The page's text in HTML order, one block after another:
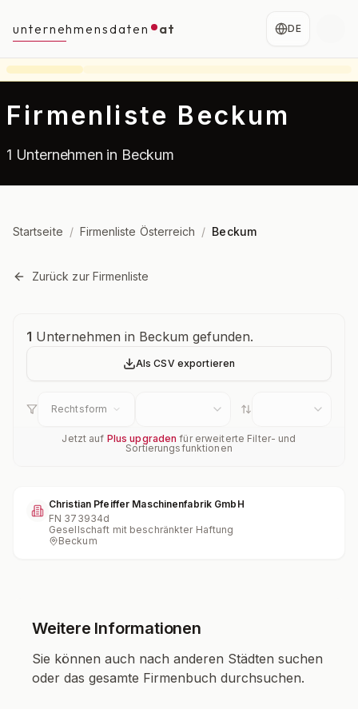
unternehmensdaten at DE
Firmenliste Beckum
1 Unternehmen in Beckum
Startseite / Firmenliste Österreich / Beckum
Zurück zur Firmenliste
Unternehmensübersicht
1 Unternehmen in Beckum gefunden.
Als CSV exportieren
Rechtsform
Jetzt auf Plus upgraden für erweiterte Filter- und
Sortierungsfunktionen
Christian Pfeiffer Maschinenfabrik GmbH
FN 373934d
Gesellschaft mit beschränkter Haftung
Beckum
Weitere Informationen
Sie können auch nach anderen Städten suchen
oder das gesamte Firmenbuch durchsuchen.